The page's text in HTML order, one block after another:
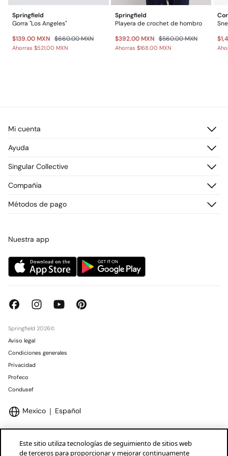
Springfield
Gorra "Los Angeles"
$139.00 MXN $660.00 MXN
Ahorras $521.00 MXN
Springfield
Playera de crochet de hombro
$392.00 MXN $560.00 MXN
Ahorras $168.00 MXN
Mi cuenta
Registrarme
Direcciones de envío
Ayuda
Preguntas frecuentes
Envío
Promociones vigentes
Singular Collective
¡Únete!
Compañia
Tiendas
Métodos de pago
Nuestra app
Springfield 2026©
Aviso legal
Condiciones generales
Privacidad
Profeco
Condusef
Mexico Español
Este sitio utiliza tecnologías de seguimiento de sitios web
de terceros para proporcionar y mejorar continuamente